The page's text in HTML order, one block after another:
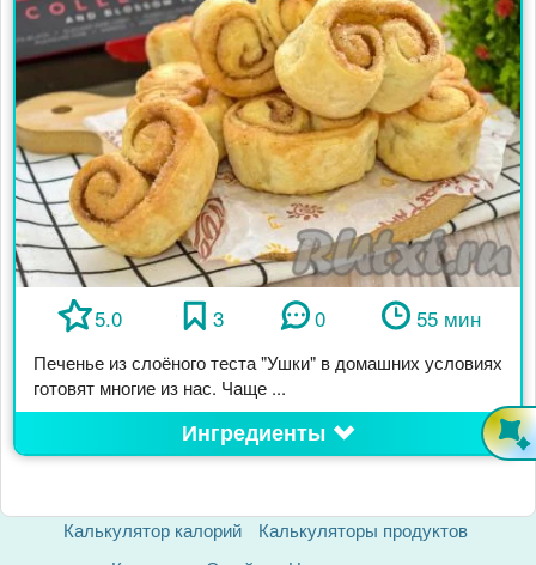
5.0 3 0 55 мин
Печенье из слоёного теста "Ушки" в домашних условиях
готовят многие из нас. Чаще ...
Ингредиенты
Калькулятор калорий
Калькуляторы продуктов